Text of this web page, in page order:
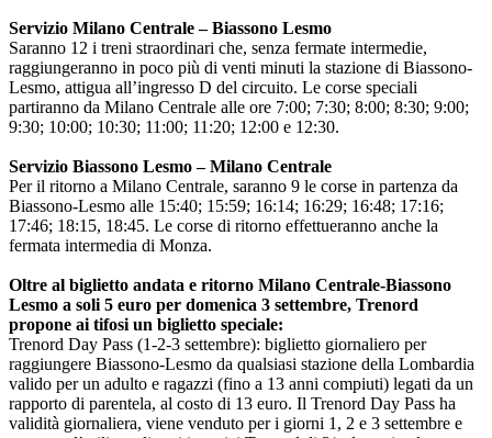
Servizio Milano Centrale – Biassono Lesmo
Saranno 12 i treni straordinari che, senza fermate intermedie,
raggiungeranno in poco più di venti minuti la stazione di Biassono-
Lesmo, attigua all’ingresso D del circuito. Le corse speciali
partiranno da Milano Centrale alle ore 7:00; 7:30; 8:00; 8:30; 9:00;
9:30; 10:00; 10:30; 11:00; 11:20; 12:00 e 12:30.
Servizio Biassono Lesmo – Milano Centrale
Per il ritorno a Milano Centrale, saranno 9 le corse in partenza da
Biassono-Lesmo alle 15:40; 15:59; 16:14; 16:29; 16:48; 17:16;
17:46; 18:15, 18:45. Le corse di ritorno effettueranno anche la
fermata intermedia di Monza.
Oltre al biglietto andata e ritorno Milano Centrale-Biassono
Lesmo a soli 5 euro per domenica 3 settembre, Trenord
propone ai tifosi un biglietto speciale:
Trenord Day Pass (1-2-3 settembre): biglietto giornaliero per
raggiungere Biassono-Lesmo da qualsiasi stazione della Lombardia
valido per un adulto e ragazzi (fino a 13 anni compiuti) legati da un
rapporto di parentela, al costo di 13 euro. Il Trenord Day Pass ha
validità giornaliera, viene venduto per i giorni 1, 2 e 3 settembre e